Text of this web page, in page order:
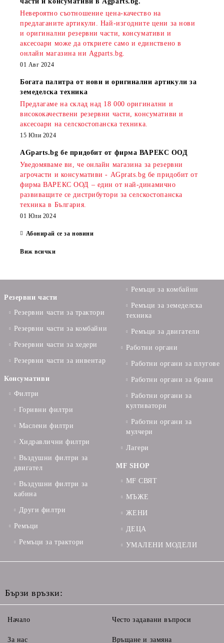
Невероятно съотношение цена-качество на
предлаганите артикули. Най-изгодните цени за нови
и оригинални резервни части, консумативи и
аксесоари може да откриете само и единствено в
онлайн магазина ни Agparts.bg.
01 Авг 2024
Богата палитра от нови и оригинални артикули за
земеделска техника
Предлагаме на склад над 18 000 оригинални и
висококачествени резервни части, консумативи и
аксесоари на селскостопанска техника.
15 Юли 2024
AGparts.bg бе придобит от фирма ВАРЕКС ООД
Уведомяваме ви, че онлайн магазина за резервни
агрочасти и консумативи - AGprats.bg бе придобит от
фирма ВАРЕКС ООД – един от най-динамично
развиващите се дистрибутори за селскостопанска
техника в България.
01 Юли 2024
Абонирай се за новини
Виж всички
Резервни части
Резервни части за трактори
Резервни части за комбайни
Резервни части за хедери
Резервни части за инвентар
Консумативи
Филтри
Горивни филтри
Маслени филтри
Хидравлични филтри
Въздушни филтри за
двигател
Въздушни филтри за
кабина
Други филтри
Ремъци
Ремъци за трактори
Ремъци за комбайни
Ремъци за земеделска
техника
Ремъци за двигатели
Работни органи
Работни органи за плугове
Работни органи за брани
Работни органи за
култиватори
Работни органи за
мулчери
Лагери
MF SHOP
MF СВЯТ
МЪЖЕ
ЖЕНИ
ДЕЦА
УМАЛЕНИ МОДЕЛИ
Бързи връзки:
Начало
За нас
Често задавани въпроси
Връщане и замяна